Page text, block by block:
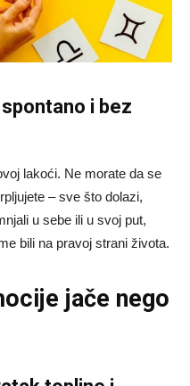
i bez
lakoći. Ne morate da se
– sve što dolazi,
u sebe ili u svoj put,
bili na pravoj strani života.
jače nego